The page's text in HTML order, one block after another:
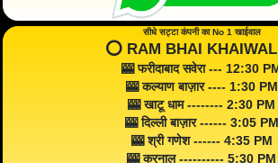
सीधे सट्टा कंपनी का No 1 खाईवाल
⭕️ RAM BHAI
🎰 फरीदाबाद सवेरा --- 12:30
🎰 कल्याण बाज़ार ---- 1:30 PM
🎰 खाटू धाम -------- 2:30 PM
🎰 दिल्ली बाज़ार ------ 3:05 PM
🎰 श्री गणेश ------ 4:35 PM
🎰 करनाल ---------- 5:30 PM